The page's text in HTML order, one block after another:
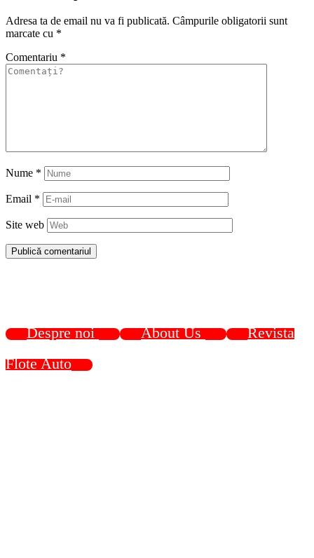
Adresa ta de email nu va fi publicată. Câmpurile obligatorii sunt
marcate cu *
Comentariu *
Nume *
Email *
Site web
Despre noi About Us
Revista
Flote Auto